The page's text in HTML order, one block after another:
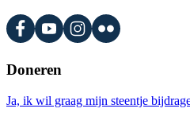
Doneren
Ja, ik wil graag mijn steentje